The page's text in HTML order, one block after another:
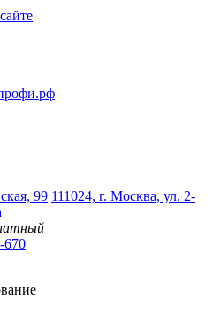
99 111024, г. Москва, ул. 2-
670